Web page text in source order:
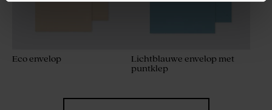
Eco envelop
Lichtblauwe envelop met
puntklep